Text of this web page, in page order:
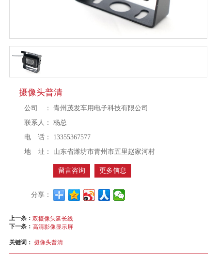
摄像头普清
公司 ：
青州茂发车用电子科技有限公司
联系人：
杨总
电 话：
13355367577
地 址：
山东省潍坊市青州市五里赵家河村
留言咨询 更多信息
分享：
上一条：双摄像头延长线
下一条：高清影像显示屏
关键词：摄像头普清